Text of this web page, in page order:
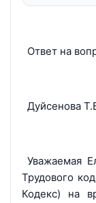
Ответ на
Дуйсенова
Уважаемая
Трудового
Кодекс) на